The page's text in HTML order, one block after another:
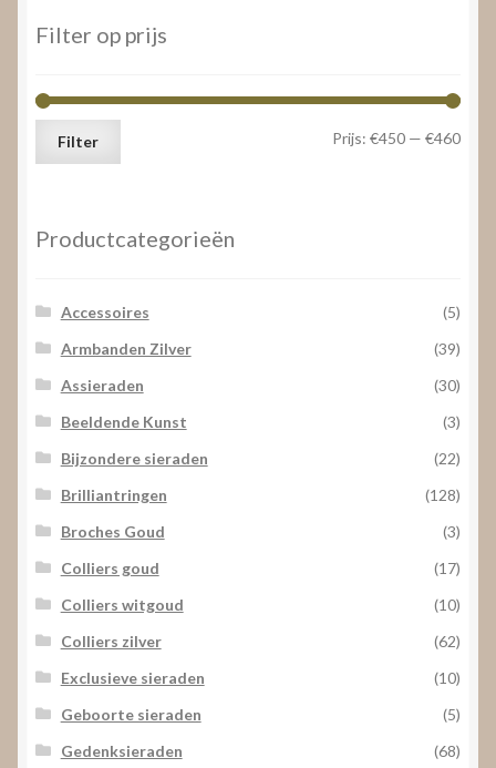
Filter op prijs
Min.
Max.
Filter Prijs: €450 — €460
Productcategorieën
Accessoires
(5)
Armbanden Zilver
(39)
Assieraden
(30)
Beeldende Kunst
(3)
Bijzondere sieraden
(22)
Brilliantringen
(128)
Broches Goud
(3)
Colliers goud
(17)
Colliers witgoud
(10)
Colliers zilver
(62)
Exclusieve sieraden
(10)
Geboorte sieraden
(5)
Gedenksieraden
(68)